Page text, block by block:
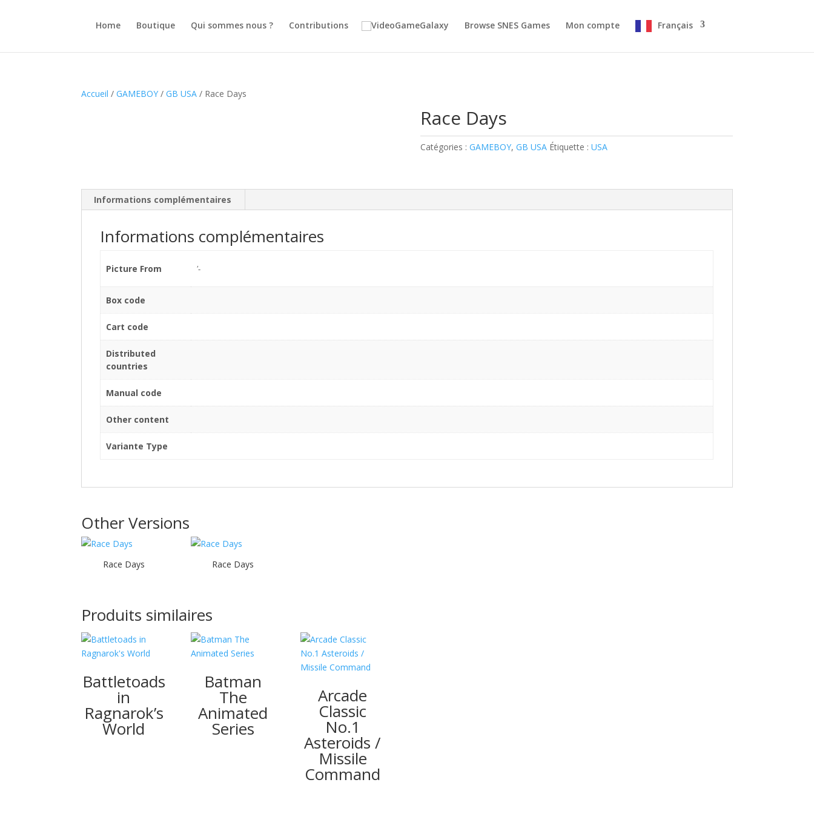
Home Boutique Qui sommes nous ? Contributions Browse SNES Games Mon compte Français
Accueil /GAMEBOY /GB USA / Race Days
Race Days
Catégories : GAMEBOY, GB USA Étiquette : USA
Informations complémentaires
Informations complémentaires
Picture From '-
Box code
Cart code
Distributed
countries
Manual code
Other content
Variante Type
Other Versions
Race Days Race Days
Produits similaires
Battletoads
in
Ragnarok’s
World
Batman
The
Animated
Series
Arcade
Classic
No.1
Asteroids /
Missile
Command